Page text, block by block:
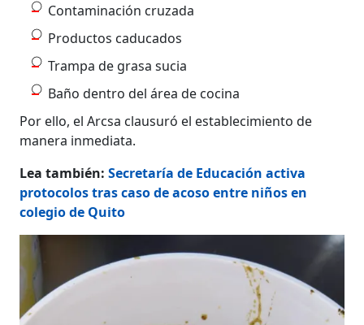
Contaminación cruzada
Productos caducados
Trampa de grasa sucia
Baño dentro del área de cocina
Por ello, el Arcsa clausuró el establecimiento de
manera inmediata.
Lea también:Secretaría de Educación activa
protocolos tras caso de acoso entre niños en
colegio de Quito